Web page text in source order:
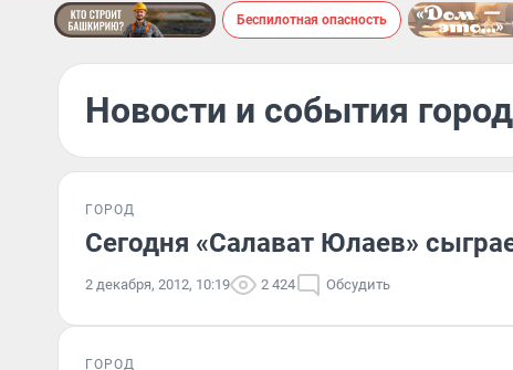
Беспилотная опасность
Новости и события
ГОРОД
Сегодня «Салават Юлаев»
2 декабря, 2012, 10:19 2 424 Обсудить
ГОРОД